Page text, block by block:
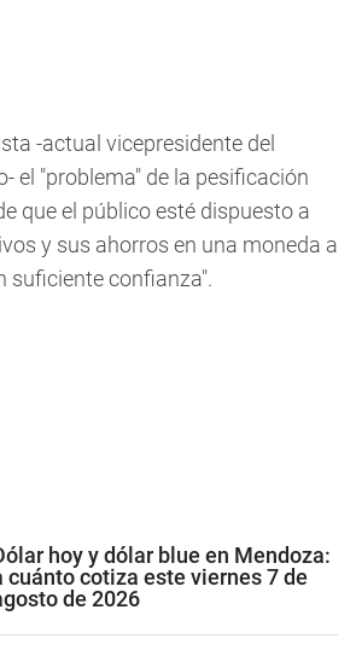
-actual vicepresidente del
el "problema" de la pesificación
que el público esté dispuesto a
y sus ahorros en una moneda a
suficiente confianza".
hoy y dólar blue en Mendoza:
cuánto cotiza este viernes 7 de
de 2026